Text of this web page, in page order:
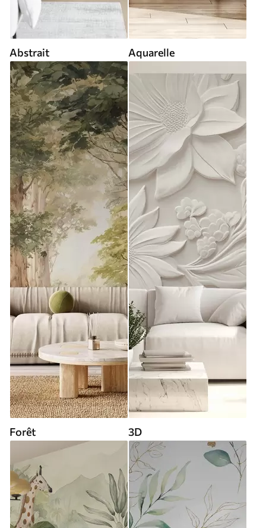
Abstrait Aquarelle
Forêt 3D